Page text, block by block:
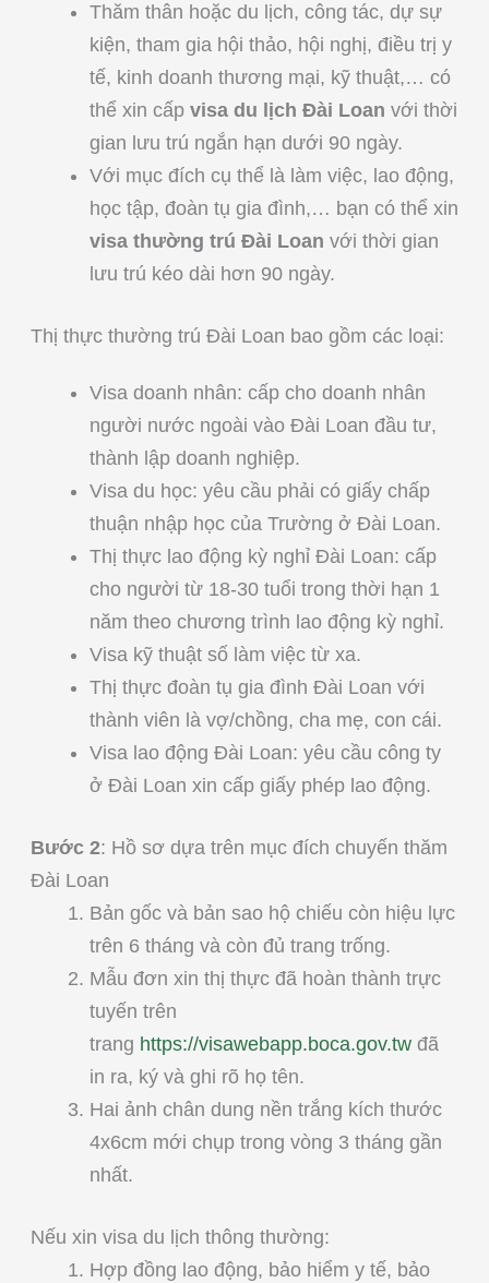
Thăm thân hoặc du lịch, công tác, dự sự
kiện, tham gia hội thảo, hội nghị, điều trị y
tế, kinh doanh thương mại, kỹ thuật,… có
thể xin cấp visa du lịch Đài Loan với thời
gian lưu trú ngắn hạn dưới 90 ngày.
Với mục đích cụ thể là làm việc, lao động,
học tập, đoàn tụ gia đình,… bạn có thể xin
visa thường trú Đài Loan với thời gian
lưu trú kéo dài hơn 90 ngày.
Thị thực thường trú Đài Loan bao gồm các loại:
Visa doanh nhân: cấp cho doanh nhân
người nước ngoài vào Đài Loan đầu tư,
thành lập doanh nghiệp.
Visa du học: yêu cầu phải có giấy chấp
thuận nhập học của Trường ở Đài Loan.
Thị thực lao động kỳ nghỉ Đài Loan: cấp
cho người từ 18-30 tuổi trong thời hạn 1
năm theo chương trình lao động kỳ nghỉ.
Visa kỹ thuật số làm việc từ xa.
Thị thực đoàn tụ gia đình Đài Loan với
thành viên là vợ/chồng, cha mẹ, con cái.
Visa lao động Đài Loan: yêu cầu công ty
ở Đài Loan xin cấp giấy phép lao động.
Bước 2: Hồ sơ dựa trên mục đích chuyến thăm
Đài Loan
Bản gốc và bản sao hộ chiếu còn hiệu lực
trên 6 tháng và còn đủ trang trống.
Mẫu đơn xin thị thực đã hoàn thành trực
tuyến trên
trang https://visawebapp.boca.gov.tw đã
in ra, ký và ghi rõ họ tên.
Hai ảnh chân dung nền trắng kích thước
4x6cm mới chụp trong vòng 3 tháng gần
nhất.
Nếu xin visa du lịch thông thường:
Hợp đồng lao động, bảo hiểm y tế, bảo